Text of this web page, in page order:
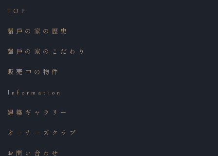
TOP
諸⼾の家の歴史
諸⼾の家のこだわり
販売中の物件
Information
建築ギャラリー
オーナーズクラブ
お問い合わせ